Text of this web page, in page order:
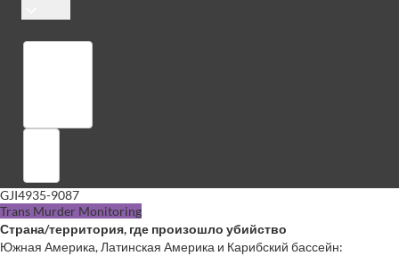
GJI4935-9087
Trans Murder Monitoring
Страна/территория, где произошло убийство
Южная Америка, Латинская Америка и Карибский бассейн: